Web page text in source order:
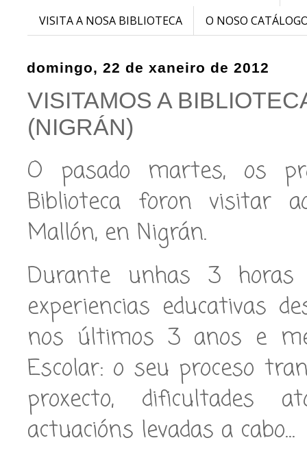
VISITA A NOSA BIBLIOTECA
O NOSO
domingo, 22 de xaneiro de 2012
VISITAMOS A
(NIGRÁN)
O pasado martes, os
Biblioteca foron visitar
Mallón, en Nigrán.
Durante unhas 3
experiencias educativas
nos últimos 3 anos e
Escolar: o seu proceso
proxecto, dificultades
actuacións levadas a cabo…